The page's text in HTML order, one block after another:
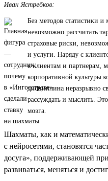
Иван Ястребков:
Без методов статистики и
невозможно рассчитать
страховые риски,
и услуги. Наряду с
к клиентам и партнерам,
корпоративной культуры
дисциплина неразрывно
рассуждать и мыслить.
мозга.
Шахматы, как и
с нейросетями, становятся
досуга», поддерживающей
развиваться, меняться и